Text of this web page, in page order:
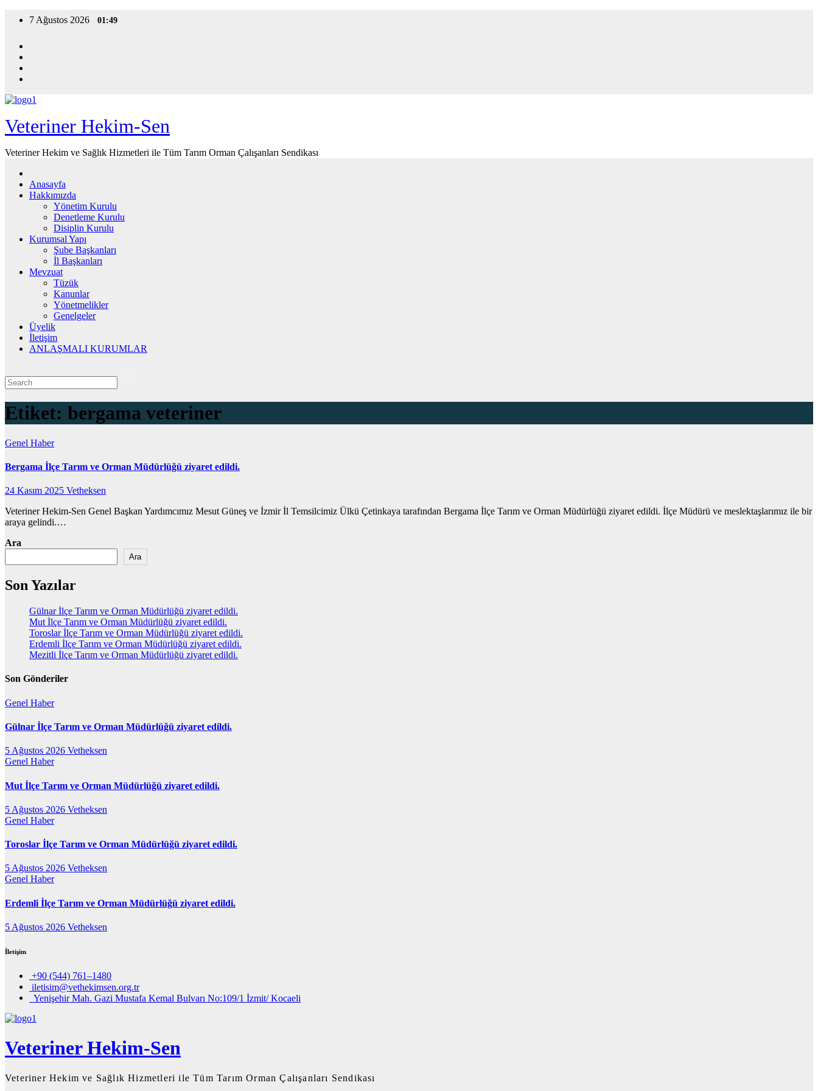
7 Ağustos 2026 01:49
Veteriner Hekim-Sen
Veteriner Hekim ve Sağlık Hizmetleri ile Tüm Tarım Orman Çalışanları Sendikası
Anasayfa
Hakkımızda
Yönetim Kurulu
Denetleme Kurulu
Disiplin Kurulu
Kurumsal Yapı
Şube Başkanları
İl Başkanları
Mevzuat
Tüzük
Kanunlar
Yönetmelikler
Genelgeler
Üyelik
İletişim
ANLAŞMALI KURUMLAR
Etiket: bergama veteriner
Genel Haber
Bergama İlçe Tarım ve Orman Müdürlüğü ziyaret edildi.
24 Kasım 2025 Vetheksen
Veteriner Hekim-Sen Genel Başkan Yardımcımız Mesut Güneş ve İzmir İl Temsilcimiz Ülkü Çetinkaya tarafından Bergama İlçe Tarım ve Orman Müdürlüğü ziyaret edildi. İlçe Müdürü ve meslektaşlarımız ile bir
araya gelindi.…
Ara
Ara
Son Yazılar
Gülnar İlçe Tarım ve Orman Müdürlüğü ziyaret edildi.
Mut İlçe Tarım ve Orman Müdürlüğü ziyaret edildi.
Toroslar İlçe Tarım ve Orman Müdürlüğü ziyaret edildi.
Erdemli İlçe Tarım ve Orman Müdürlüğü ziyaret edildi.
Mezitli İlçe Tarım ve Orman Müdürlüğü ziyaret edildi.
Son Gönderiler
Genel Haber
Gülnar İlçe Tarım ve Orman Müdürlüğü ziyaret edildi.
5 Ağustos 2026 Vetheksen
Genel Haber
Mut İlçe Tarım ve Orman Müdürlüğü ziyaret edildi.
5 Ağustos 2026 Vetheksen
Genel Haber
Toroslar İlçe Tarım ve Orman Müdürlüğü ziyaret edildi.
5 Ağustos 2026 Vetheksen
Genel Haber
Erdemli İlçe Tarım ve Orman Müdürlüğü ziyaret edildi.
5 Ağustos 2026 Vetheksen
İletişim
+90 (544) 761–1480
iletisim@vethekimsen.org.tr
Yenişehir Mah. Gazi Mustafa Kemal Bulvarı No:109/1 İzmit/ Kocaeli
Veteriner Hekim-Sen
Veteriner Hekim ve Sağlık Hizmetleri ile Tüm Tarım Orman Çalışanları Sendikası